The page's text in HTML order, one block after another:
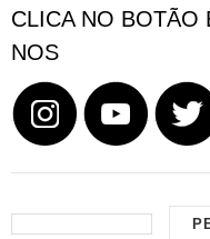
CLICA NO BOTÃO
NOS